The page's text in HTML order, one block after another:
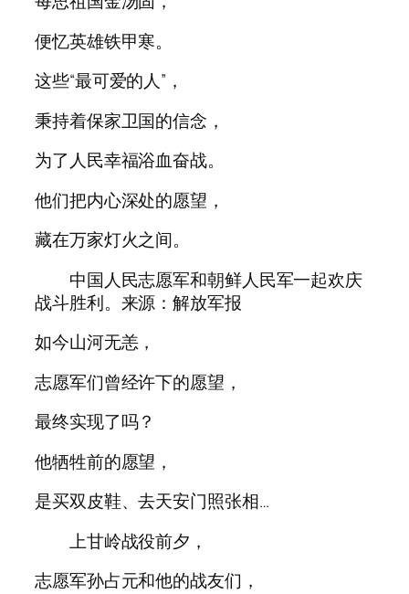
便忆英雄铁甲寒。
这些“最可爱的人”，
秉持着保家卫国的信念，
为了人民幸福浴血奋战。
他们把内心深处的愿望，
藏在万家灯火之间。
中国人民志愿军和朝鲜人民军一起欢庆
战斗胜利。来源：解放军报
如今山河无恙，
志愿军们曾经许下的愿望，
最终实现了吗？
他牺牲前的愿望，
是买双皮鞋、去天安门照张相…
上甘岭战役前夕，
志愿军孙占元和他的战友们，